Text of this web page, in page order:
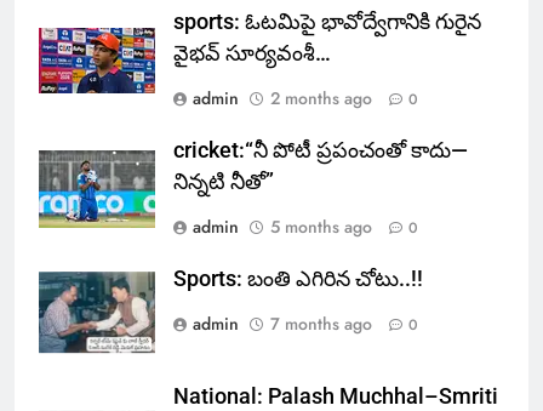
sports: ఓటమిపై భావోద్వేగానికి గురైన
వైభవ్ సూర్యవంశీ…
admin
2 months ago 0
cricket:“నీ పోటీ ప్రపంచంతో కాదు—
నిన్నటి నీతో”
admin
5 months ago 0
Sports: బంతి ఎగిరిన చోటు..!!
admin
7 months ago 0
National: Palash Muchhal–Smriti